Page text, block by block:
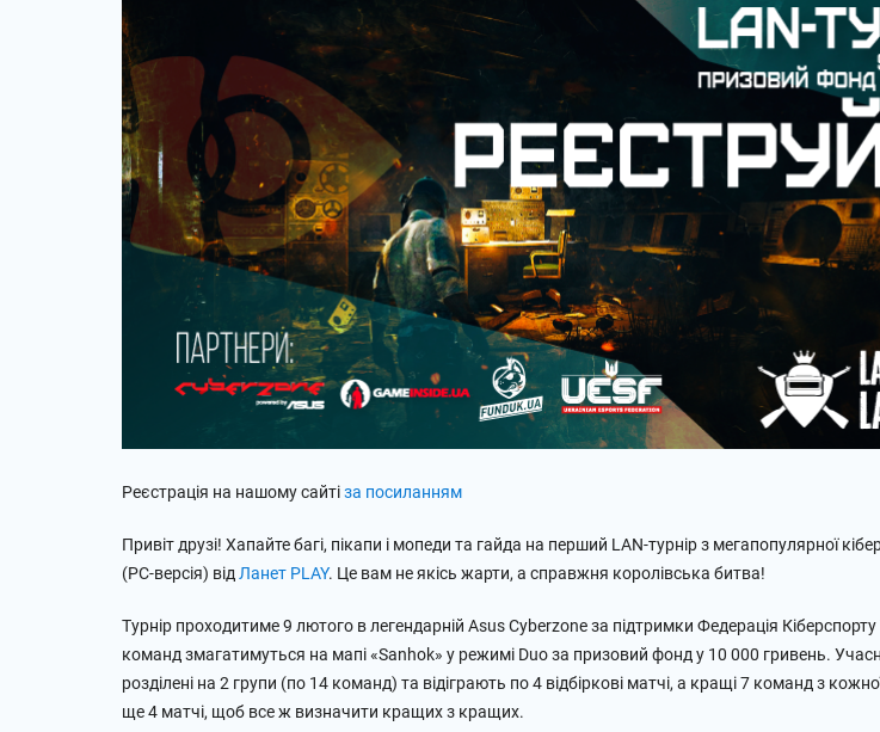
Реєстрація на нашому сайтіза посиланням
Привіт друзі! Хапайте багі, пікапи і мопеди та гайда на перший LAN-турнір з мегапопулярної
(PC-версія) від Ланет PLAY. Це вам не якісь жарти, а справжня королівська битва!
Турнір проходитиме 9 лютого в легендарній Asus Cyberzone за підтримки Федерація Кіберспорту
команд змагатимуться на мапі «Sanhok» у режимі Duo за призовий фонд у 10 000 гривень.
розділені на 2 групи (по 14 команд) та відіграють по 4 відбіркові матчі, а кращі 7 команд з
ще 4 матчі, щоб все ж визначити кращих з кращих.